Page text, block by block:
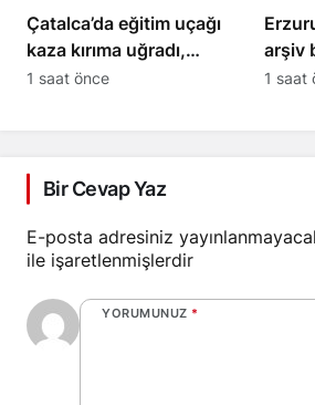
Çatalca’da eğitim uçağı
kaza kırıma uğradı,
öğrenci pilot yaralandı
1 saat önce
arşiv
çıktı,
1 saat
Bir Cevap Yaz
E-posta adresiniz
ile işaretlenmişlerdir
YORUMUNUZ *